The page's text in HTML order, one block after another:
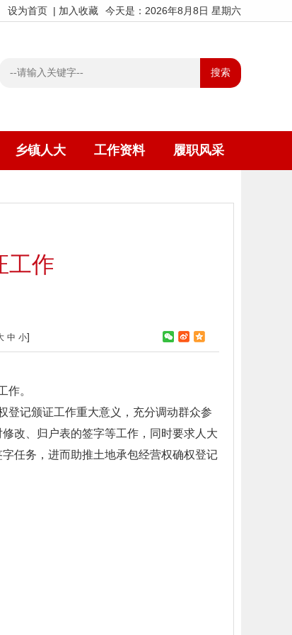
今天是：2026年8月8日 星期六
设为首页 | 加入收藏
乡镇人大 工作资料 履职风采
工作
中 小]
作。
记颁证工作重大意义，充分调动群众参
改、归户表的签字等工作，同时要求人大
任务，进而助推土地承包经营权确权登记